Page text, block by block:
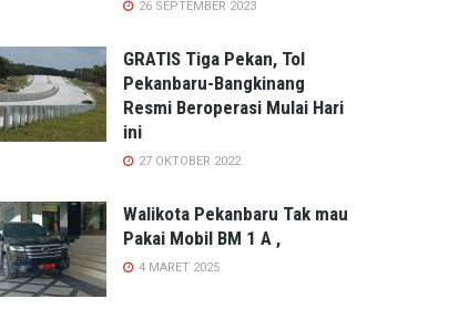
26 SEPTEMBER 2023
GRATIS Tiga Pekan, Tol
Pekanbaru-Bangkinang
Resmi Beroperasi Mulai Hari
ini
27 OKTOBER 2022
Walikota Pekanbaru Tak mau
Pakai Mobil BM 1 A ,
4 MARET 2025